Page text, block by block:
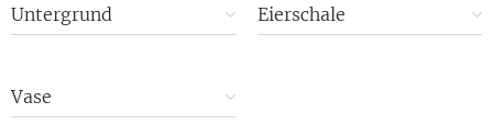
Untergrund Eierschale
Vase